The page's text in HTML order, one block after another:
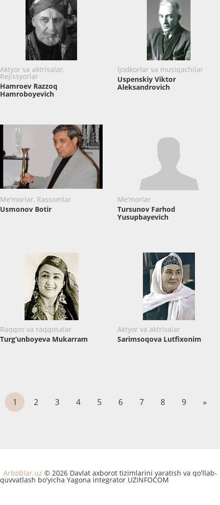
Aktyor va aktrisalar,
Rejissyorlar
Hamroev Razzoq
Hamroboyevich
Ijodkorlar va musiqachilar
Uspenskiy Viktor
Aleksandrovich
Me’morlar, Rassomlar
Usmonov Botir
Me’morlar
Tursunov Farhod
Yusupbayevich
Raqqos va raqqosalar
Turg‘unboyeva Mukarram
Aktyor va aktrisalar
Sarimsoqova Lutfixonim
1 2 3 4 5 6 7 8 9 »
Arboblar.uz © 2026 Davlat axborot tizimlarini yaratish va qo'llab-
quvvatlash bo'yicha Yagona integrator UZINFOCOM